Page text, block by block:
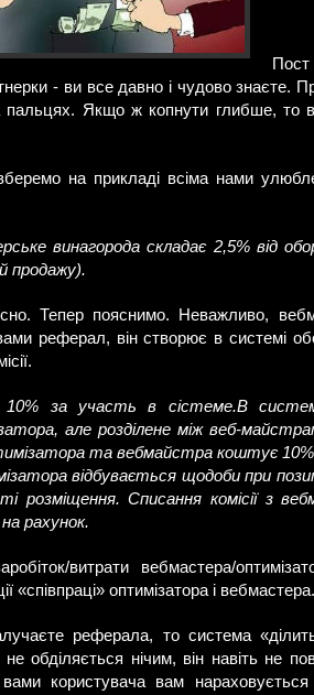
Пост
- ви все давно і чудово знаєте.
Якщо ж копнути глибше, то
на прикладі всіма нами
винагорода складає 2,5% від
продажу).
Тепер пояснимо. Неважливо,
реферал, він створює в системі
10% за участь в сістеме.В
але розділене між веб-
та вебмайстра коштує 10%
відбувається щодоби при
розміщення. Списання комісії з
рахунок.
витрати вебмастера/
«співпраці» оптимізатора і вебмастера.
реферала, то система
не обділяється нічим, він навіть не
вами користувача вам